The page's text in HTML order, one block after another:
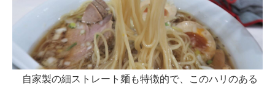
自家製の細ストレート麺も特徴的で、このハリのある